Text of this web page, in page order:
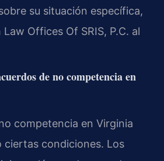
su situación específica,
Offices Of SRIS, P.C. al
de no competencia en
competencia en Virginia
ciertas condiciones. Los